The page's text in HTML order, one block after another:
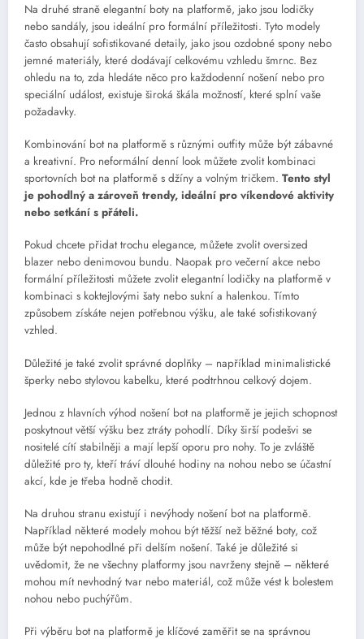
Na druhé straně elegantní boty na platformě, jako jsou lodičky
nebo sandály, jsou ideální pro formální příležitosti. Tyto modely
často obsahují sofistikované detaily, jako jsou ozdobné spony nebo
jemné materiály, které dodávají celkovému vzhledu šmrnc. Bez
ohledu na to, zda hledáte něco pro každodenní nošení nebo pro
speciální událost, existuje široká škála možností, které splní vaše
požadavky.
Kombinování bot na platformě s různými outfity může být zábavné
a kreativní. Pro neformální denní look můžete zvolit kombinaci
sportovních bot na platformě s džíny a volným tričkem. Tento styl
je pohodlný a zároveň trendy, ideální pro víkendové aktivity
nebo setkání s přáteli.
Pokud chcete přidat trochu elegance, můžete zvolit oversized
blazer nebo denimovou bundu. Naopak pro večerní akce nebo
formální příležitosti můžete zvolit elegantní lodičky na platformě v
kombinaci s koktejlovými šaty nebo sukní a halenkou. Tímto
způsobem získáte nejen potřebnou výšku, ale také sofistikovaný
vzhled.
Důležité je také zvolit správné doplňky – například minimalistické
šperky nebo stylovou kabelku, které podtrhnou celkový dojem.
Jednou z hlavních výhod nošení bot na platformě je jejich schopnost
poskytnout větší výšku bez ztráty pohodlí. Díky širší podešvi se
nositelé cítí stabilněji a mají lepší oporu pro nohy. To je zvláště
důležité pro ty, kteří tráví dlouhé hodiny na nohou nebo se účastní
akcí, kde je třeba hodně chodit.
Na druhou stranu existují i nevýhody nošení bot na platformě.
Například některé modely mohou být těžší než běžné boty, což
může být nepohodlné při delším nošení. Také je důležité si
uvědomit, že ne všechny platformy jsou navrženy stejně – některé
mohou mít nevhodný tvar nebo materiál, což může vést k bolestem
nohou nebo puchýřům.
Při výběru bot na platformě je klíčové zaměřit se na správnou